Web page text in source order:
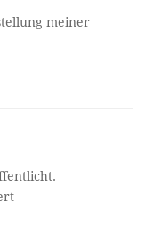
meiner